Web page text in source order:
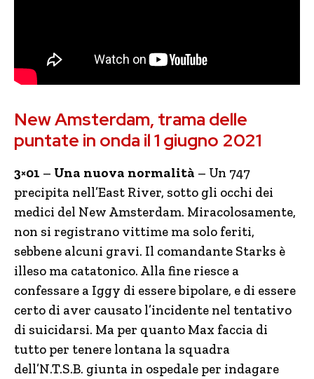
New Amsterdam, trama delle
puntate in onda il 1 giugno 2021
3×01 – Una nuova normalità – Un 747
precipita nell’East River, sotto gli occhi dei
medici del New Amsterdam. Miracolosamente,
non si registrano vittime ma solo feriti,
sebbene alcuni gravi. Il comandante Starks è
illeso ma catatonico. Alla fine riesce a
confessare a Iggy di essere bipolare, e di essere
certo di aver causato l’incidente nel tentativo
di suicidarsi. Ma per quanto Max faccia di
tutto per tenere lontana la squadra
dell’N.T.S.B. giunta in ospedale per indagare